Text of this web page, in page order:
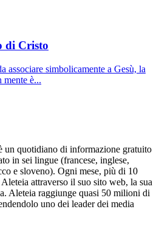
di Cristo
associare simbolicamente a Gesù, la
è...
un quotidiano di informazione gratuito
in sei lingue (francese, inglese,
e sloveno). Ogni mese, più di 10
attraverso il suo sito web, la sua
Aleteia raggiunge quasi 50 milioni di
uno dei leader dei media